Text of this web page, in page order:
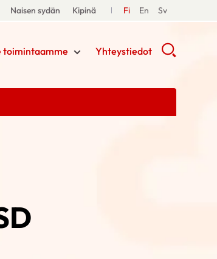
Naisen sydän Kipinä Fi En Sv
toimintaamme Yhteystiedot